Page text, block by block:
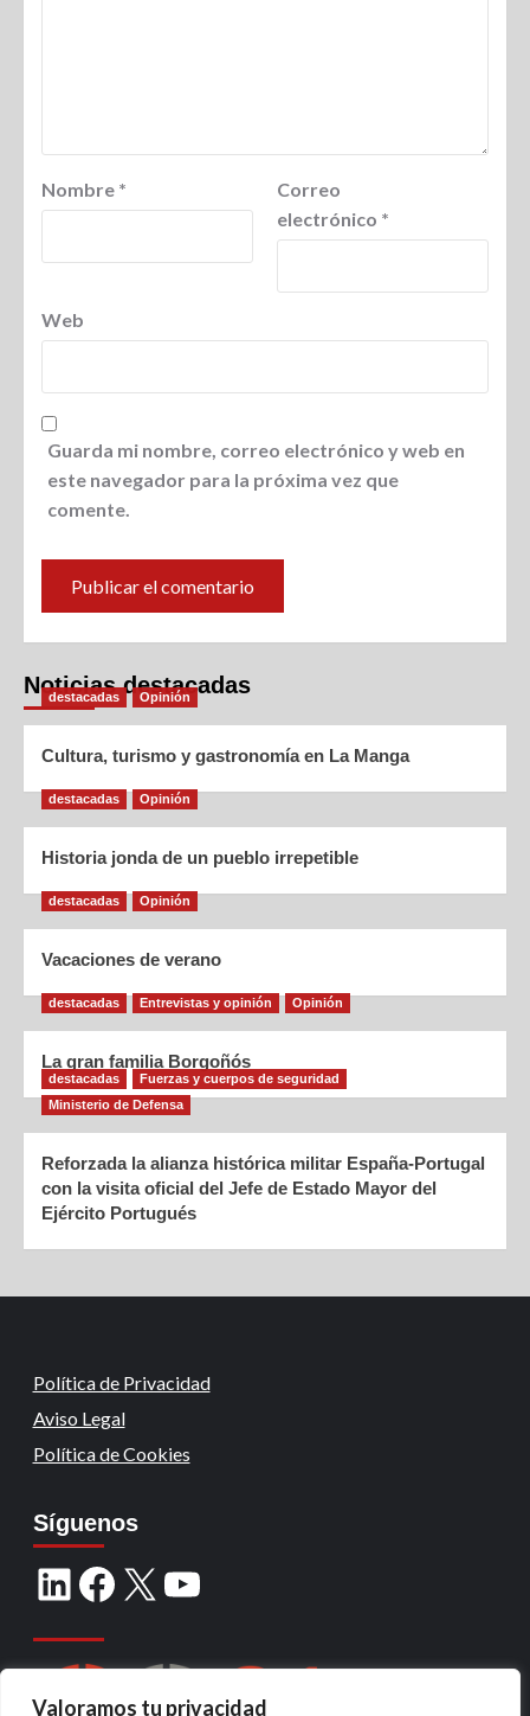
Valoramos tu privacidad
Nombre *
Correo
electrónico *
Web
Guarda mi nombre, correo electrónico y web en
este navegador para la próxima vez que
comente.
Noticias destacadas
destacadas Opinión
Cultura, turismo y gastronomía en La Manga
destacadas Opinión
Historia jonda de un pueblo irrepetible
destacadas Opinión
Vacaciones de verano
destacadas Entrevistas y opinión Opinión
La gran familia Borgoñós
destacadas
Fuerzas y cuerpos de seguridad
Ministerio de Defensa
Reforzada la alianza histórica militar España-Portugal
con la visita oficial del Jefe de Estado Mayor del
Ejército Portugués
Política de Privacidad
Aviso Legal
Política de Cookies
Síguenos